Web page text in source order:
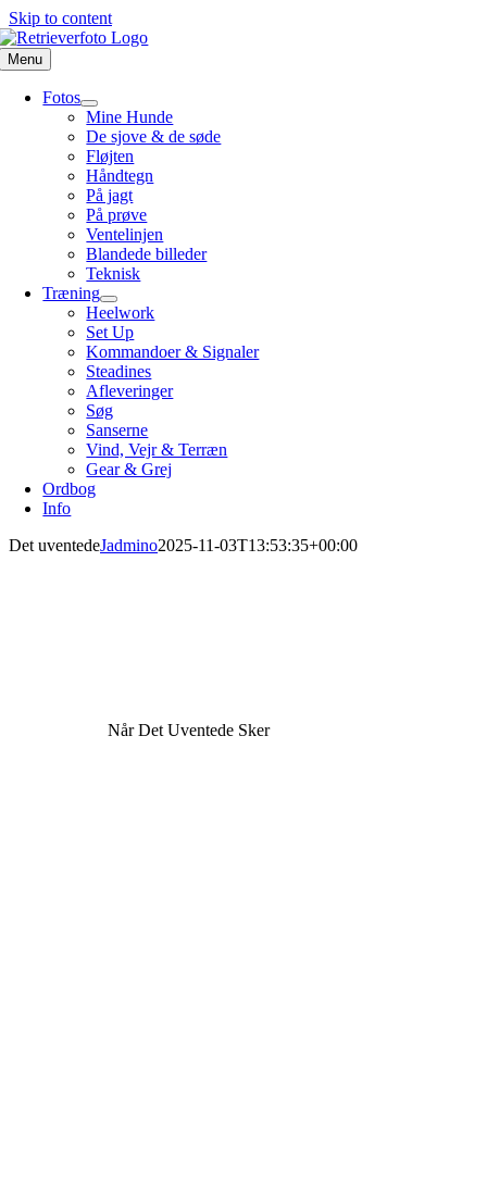
Skip to content
Menu
Fotos
Mine Hunde
De sjove & de søde
Fløjten
Håndtegn
På jagt
På prøve
Ventelinjen
Blandede billeder
Teknisk
Træning
Heelwork
Set Up
Kommandoer & Signaler
Steadines
Afleveringer
Søg
Sanserne
Vind, Vejr & Terræn
Gear & Grej
Ordbog
Info
Det uventedeJadmino2025-11-03T13:53:35+00:00
Når Det Uventede Sker